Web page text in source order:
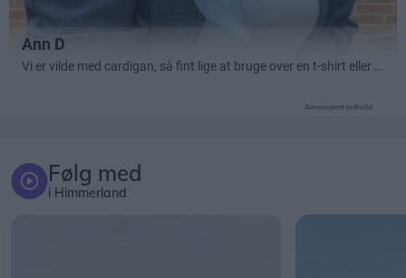
Annonceret indhold
Følg med
i Himmerland